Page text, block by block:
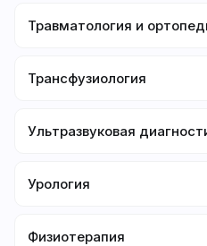
Травматология и
Трансфузиология
Ультразвуковая
Урология
Физиотерапия